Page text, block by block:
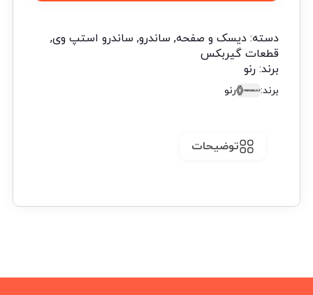
دسته: دیسک و صفحه, ساندرو, ساندرو استپ وی,
قطعات گیربکس
برند: رنو
برند: رنو
توضیحات